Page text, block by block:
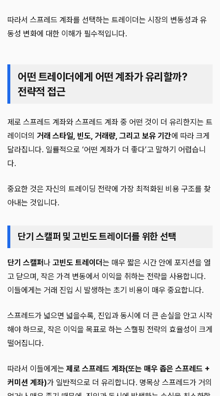
따라서 스프레드 계좌를 선택하는 트레이더는 시장의 변동성과 유
동성 변화에 대한 이해가 필수적입니다.
어떤 트레이더에게 어떤 계좌가 유리할까?
전략적 접근
제로 스프레드 계좌와 스프레드 계좌 중 어떤 것이 더 유리한지는 트
레이더의 거래 스타일, 빈도, 거래량, 그리고 보유 기간에 따라 크게
달라집니다. 일률적으로 ‘어떤 계좌가 더 좋다’고 말하기 어렵습니
다.
중요한 것은 자신의 트레이딩 전략에 가장 최적화된 비용 구조를 찾
아내는 것입니다.
단기 스캘퍼 및 고빈도 트레이더를 위한 선택
단기 스캘퍼나 고빈도 트레이더는 매우 짧은 시간 안에 포지션을 열
고 닫으며, 작은 가격 변동에서 이익을 취하는 전략을 사용합니다.
이들에게는 거래 진입 시 발생하는 초기 비용이 매우 중요합니다.
스프레드가 넓으면 넓을수록, 진입과 동시에 더 큰 손실을 안고 시작
해야 하므로, 작은 이익을 목표로 하는 스캘핑 전략의 효율성이 크게
떨어집니다.
따라서 이들에게는제로 스프레드 계좌(또는 매우 좁은 스프레드 +
커미션 계좌)가 일반적으로 더 유리합니다. 명목상 스프레드가 거의